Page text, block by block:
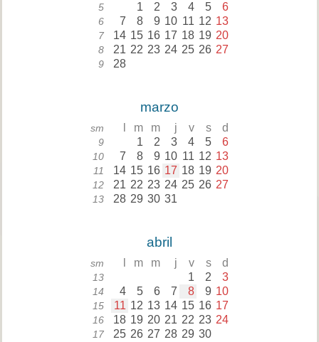
5 1 2 3 4 5 6
6 7 8 9 10 11 12 13
7 14 15 16 17 18 19 20
8 21 22 23 24 25 26 27
9 28
marzo
sm m m j v s d
9 1 2 3 4 5 6
10 7 8 9 10 11 12 13
11 14 15 16 17 18 19 20
12 21 22 23 24 25 26 27
13 28 29 30 31
abril
sm m m j v s d
13 1 2 3
14 4 5 6 7 8 9 10
15 11 12 13 14 15 16 17
16 18 19 20 21 22 23 24
17 25 26 27 28 29 30